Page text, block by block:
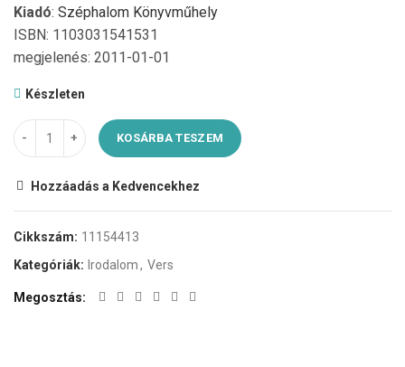
Kiadó: Széphalom Könyvműhely
ISBN: 1103031541531
megjelenés: 2011-01-01
Készleten
KOSÁRBA TESZEM
Hozzáadás a Kedvencekhez
Cikkszám: 11154413
Kategóriák: Irodalom, Vers
Megosztás